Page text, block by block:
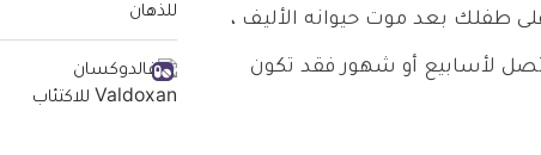
طفلك بعد موت حيوانه الأليف ،
تصل لأسابيع أو شهور فقد تكون